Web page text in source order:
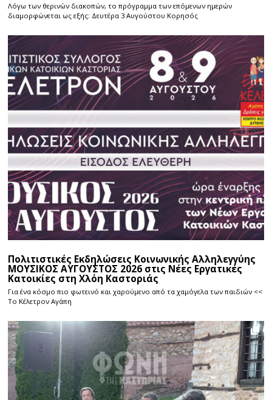
Λόγω των θερινών διακοπών, το πρόγραμμα των επόμενων ημερών
διαμορφώνεται ως εξής: Δευτέρα 3 Αυγούστου Κορησός
Πολιτιστικές Εκδηλώσεις Κοινωνικής Αλληλεγγύης
ΜΟΥΣΙΚΟΣ ΑΥΓΟΥΣΤΟΣ 2026 στις Νέες Εργατικές
Κατοικίες στη Χλόη Καστοριάς
Για ένα κόσμο πιο φωτεινό και χαρούμενο από τα χαμόγελα των παιδιών <<
Το Κέλετρον Αγάπη